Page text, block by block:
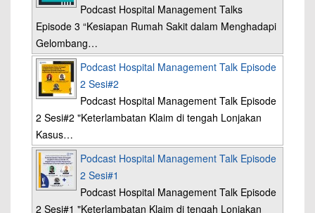
Podcast Hospital Management Talks
Episode 3 “Kesiapan Rumah Sakit dalam Menghadapi
Gelombang…
Podcast Hospital Management Talk Episode
2 Sesi#2
Podcast Hospital Management Talk Episode
2 Sesi#2 "Keterlambatan Klaim di tengah Lonjakan
Kasus…
Podcast Hospital Management Talk Episode
2 Sesi#1
Podcast Hospital Management Talk Episode
2 Sesi#1 "Keterlambatan Klaim di tengah Lonjakan